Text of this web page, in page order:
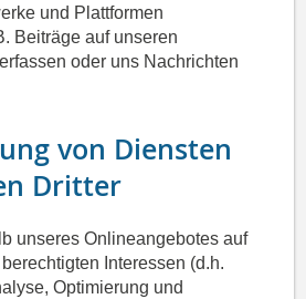
und Plattformen
Beiträge auf unseren
oder uns Nachrichten
von Diensten
Dritter
unseres Onlineangebotes auf
Interessen (d.h.
Optimierung und